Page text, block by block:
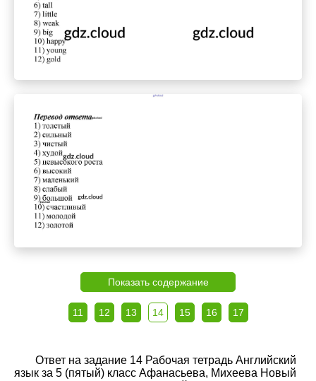
Показать содержание
11 12 13 14 15 16 17
Ответ на задание 14 Рабочая тетрадь Английский
язык за 5 (пятый) класс Афанасьева, Михеева Новый